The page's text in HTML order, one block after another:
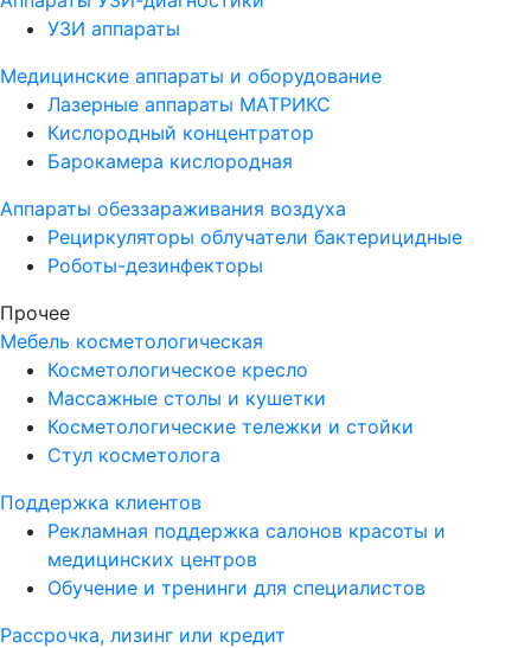
УЗИ аппараты
Медицинские аппараты и оборудование
Лазерные аппараты МАТРИКС
Кислородный концентратор
Барокамера кислородная
Аппараты обеззараживания воздуха
Рециркуляторы облучатели бактерицидные
Роботы-дезинфекторы
Прочее
Мебель косметологическая
Косметологическое кресло
Массажные столы и кушетки
Косметологические тележки и стойки
Стул косметолога
Поддержка клиентов
Рекламная поддержка салонов красоты и
медицинских центров
Обучение и тренинги для специалистов
Рассрочка, лизинг или кредит